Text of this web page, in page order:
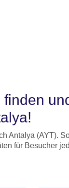
Antalya (AYT).
für Besucher